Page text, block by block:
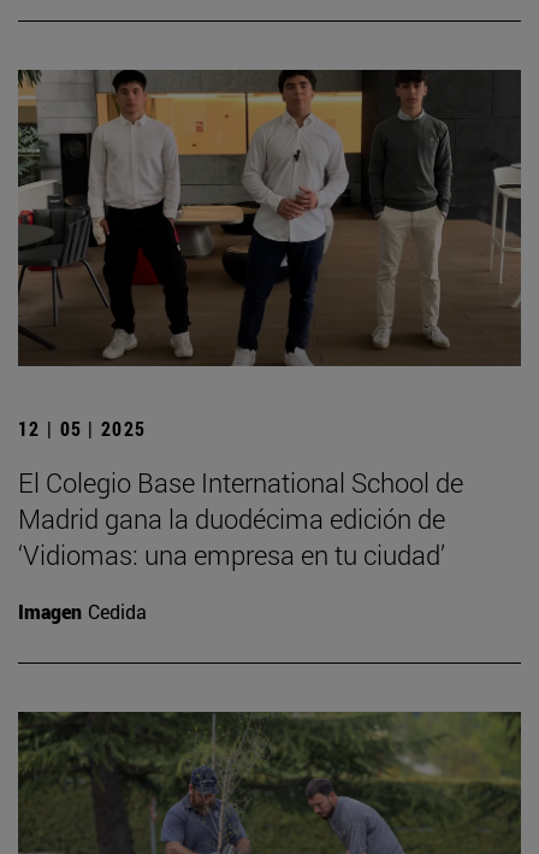
12 | 05 | 2025
El Colegio Base International School de
Madrid gana la duodécima edición de
‘Vidiomas: una empresa en tu ciudad’
Imagen Cedida